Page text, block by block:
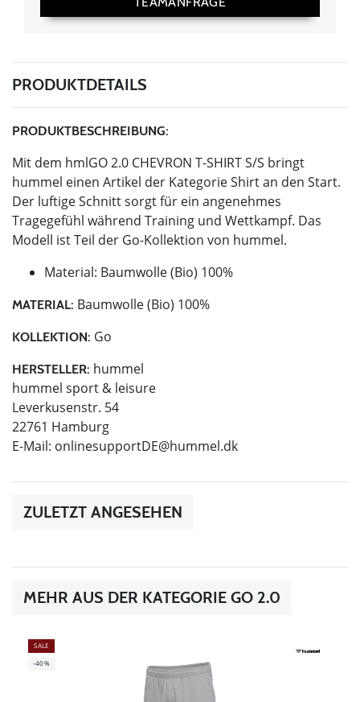
PRODUKTDETAILS
PRODUKTBESCHREIBUNG:
Mit dem hmlGO 2.0 CHEVRON T-SHIRT S/S bringt
hummel einen Artikel der Kategorie Shirt an den Start.
Der luftige Schnitt sorgt für ein angenehmes
Tragegefühl während Training und Wettkampf. Das
Modell ist Teil der Go-Kollektion von hummel.
Material: Baumwolle (Bio) 100%
MATERIAL: Baumwolle (Bio) 100%
KOLLEKTION: Go
HERSTELLER: hummel
hummel sport & leisure
Leverkusenstr. 54
22761 Hamburg
E-Mail: onlinesupportDE@hummel.dk
ZULETZT ANGESEHEN
MEHR AUS DER KATEGORIE GO 2.0
SALE
-40%